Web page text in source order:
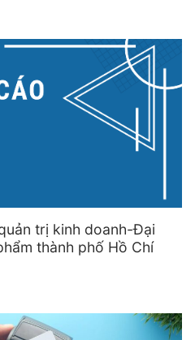
trị kinh doanh-Đại
thành phố Hồ Chí